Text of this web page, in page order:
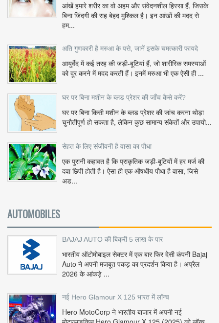
आंखें हमारे शरीर का वो अहम और संवेदनशील हिस्सा हैं, जिसके
बिना जिंदगी की राह बेहद मुश्किल है। इन आंखों की मदद से
हम...
अति गुणकारी है मरुआ के पत्ते, जानें इसके चमत्कारी फायदे
आयुर्वेद में कई तरह की जड़ी-बूटियां हैं, जो शारीरिक समस्याओं
को दूर करने में मदद करती हैं। इनमें मरुआ भी एक ऐसी ही ...
घर पर बिना मशीन के ब्लड प्रेशर की जाँच कैसे करें?
घर पर बिना किसी मशीन के ब्लड प्रेशर की जांच करना थोड़ा
चुनौतीपूर्ण हो सकता है, लेकिन कुछ सामान्य संकेतों और उपायो...
सेहत के लिए संजीवनी है वासा का पौधा
एक पुरानी कहावत है कि प्राकृतिक जड़ी-बूटियों में हर मर्ज की
दवा छिपी होती है। ऐसा ही एक औषधीय पौधा है वासा, जिसे
अड...
AUTOMOBILES
BAJAJ AUTO की बिक्री 5 लाख के पार
भारतीय ऑटोमोबाइल सेक्टर में एक बार फिर देसी कंपनी Bajaj
Auto ने अपनी मजबूत पकड़ का प्रदर्शन किया है। अप्रैल
2026 के आंकड़े ...
नई Hero Glamour X 125 भारत में लॉन्च
Hero MotoCorp ने भारतीय बाजार में अपनी नई